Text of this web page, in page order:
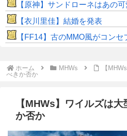
【原神】サンドローネはあの可愛
【衣川里佳】結婚を発表
【FF14】古のMMO風がコンセプトとはいえ、現代の環境に「アク
ホーム MHWs
【
べきか否か
【MHWs】ワイルズは
か否か